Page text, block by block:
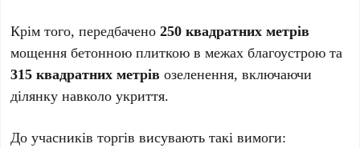
Крім того, передбачено250 квадратних метрів
мощення бетонною плиткою в межах благоустрою та
315 квадратних метрів озеленення, включаючи
ділянку навколо укриття.
До учасників торгів висувають такі вимоги: